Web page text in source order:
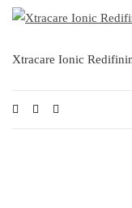
Xtracare Ionic